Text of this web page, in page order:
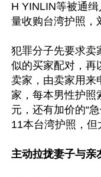
H YINLIN等被通
量收购台湾护照，
犯罪分子先要求卖
似的买家配对，再
卖家，由卖家用来
家，每本男性护照
元，还有加价的“
11本台湾护照，但
主动拉拢妻子与亲